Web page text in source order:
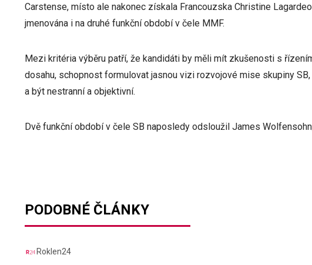
Carstense, místo ale nakonec získala Francouzska Christine
jmenována i na druhé funkční období v čele MMF.
Mezi kritéria výběru patří, že kandidáti by měli mít zkušenosti s
dosahu, schopnost formulovat jasnou vizi rozvojové mise skupiny
a být nestranní a objektivní.
Dvě funkční období v čele SB naposledy odsloužil James
PODOBNÉ ČLÁNKY
Roklen24